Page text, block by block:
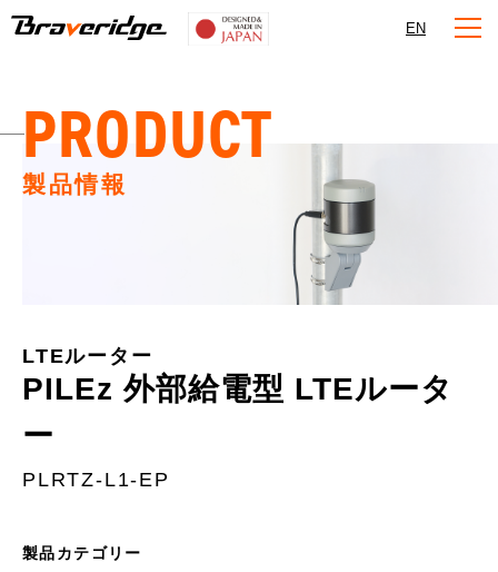
Braveridge
EN
PRODUCT
製品情報
LTEルーター
PILEz 外部給電型 LTEルータ
ー
PLRTZ-L1-EP
製品カテゴリー